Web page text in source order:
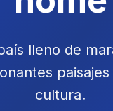
lleno de
cultura.